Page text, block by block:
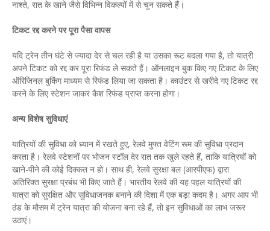
नाश्ते, रात के खाने जैसे विभिन्न विकल्पों में से चुन सकते हैं।
टिकट रद्द करने पर पूरा पैसा वापस
यदि ट्रेन तीन घंटे से ज्यादा देर से चल रही है या उसका रूट बदला गया है, तो यात्री
अपने टिकट को रद्द कर पूरा रिफंड ले सकते हैं। ऑनलाइन बुक किए गए टिकट के लिए
ऑरिजिनल बुकिंग माध्यम से रिफंड लिया जा सकता है। काउंटर से खरीदे गए टिकट रद्द
करने के लिए स्टेशन जाकर कैश रिफंड प्राप्त करना होगा।
अन्य विशेष सुविधाएं
यात्रियों की सुविधा को ध्यान में रखते हुए, रेलवे मुफ्त वेटिंग रूम की सुविधा प्रदान
करता है। रेलवे स्टेशनों पर भोजन स्टॉल देर रात तक खुले रहते हैं, ताकि यात्रियों को
खाने-पीने की कोई दिक्कत न हो। साथ ही, रेलवे सुरक्षा बल (आरपीएफ) द्वारा
अतिरिक्त सुरक्षा प्रबंध भी किए जाते हैं। भारतीय रेलवे की यह पहल यात्रियों की
यात्रा को सुरक्षित और सुविधाजनक बनाने की दिशा में एक बड़ा कदम है। अगर आप भी
ठंड के मौसम में ट्रेन यात्रा की योजना बना रहे हैं, तो इन सुविधाओं का लाभ जरूर
उठाएं।